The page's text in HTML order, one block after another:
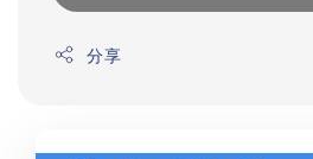
分享